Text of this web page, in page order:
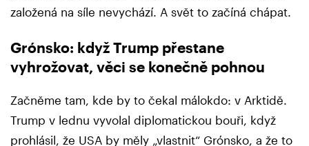
založená na síle nevychází. A svět to začíná chápat.
Grónsko: když Trump přestane
vyhrožovat, věci se konečně pohnou
Začněme tam, kde by to čekal málokdo: v Arktidě.
Trump v lednu vyvolal diplomatickou bouři, když
prohlásil, že USA by měly „vlastnit“ Grónsko, a že to